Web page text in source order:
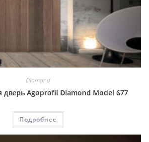
Diamond
Agoprofil Diamond Model 677
Подробнее